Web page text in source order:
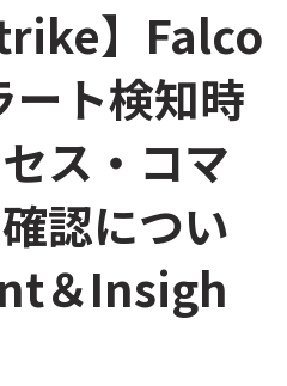
】Falco
ート検知時
ス・コマ
認につい
＆Insigh